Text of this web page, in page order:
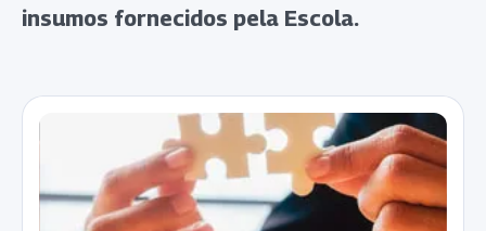
insumos fornecidos pela Escola.